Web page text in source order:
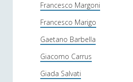
Francesco Margoni
Francesco Marigo
Gaetano Barbella
Giacomo Carrus
Giada Salvati